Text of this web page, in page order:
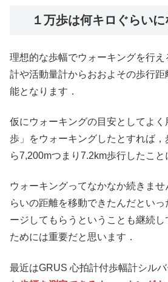
１万歩は何キロぐらい
理想的な歩幅でウォーキングを行
計や活動量計からおおよその歩行
能となります．
仮にウォーキングの目安としてよ
歩」をウォーキングしたとすれば
ら7,200mつまり7.2km歩行したこと
ウォーキングってなかなか続きませ
らいの距離を移動できたんだとい
ージしてもらうということも継続し
ためには重要だと思います．
最近はGRUS 心拍計付歩幅計シル